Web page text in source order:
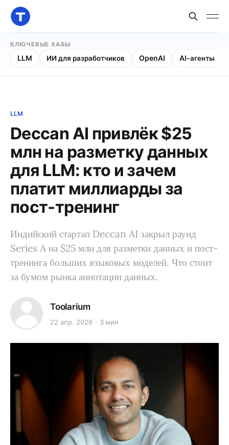
КЛЮЧЕВЫЕ ХАБЫ
LLM ИИ для разработчиков OpenAI AI-агенты
LLM
Deccan AI привлёк $25
млн на разметку данных
для LLM: кто и зачем
платит миллиарды за
пост-тренинг
Индийский стартап Deccan AI закрыл раунд
Series A на $25 млн для разметки данных и пост-
тренинга больших языковых моделей. Что стоит
за бумом рынка аннотации данных.
Toolarium
22 апр. 2026 3 мин